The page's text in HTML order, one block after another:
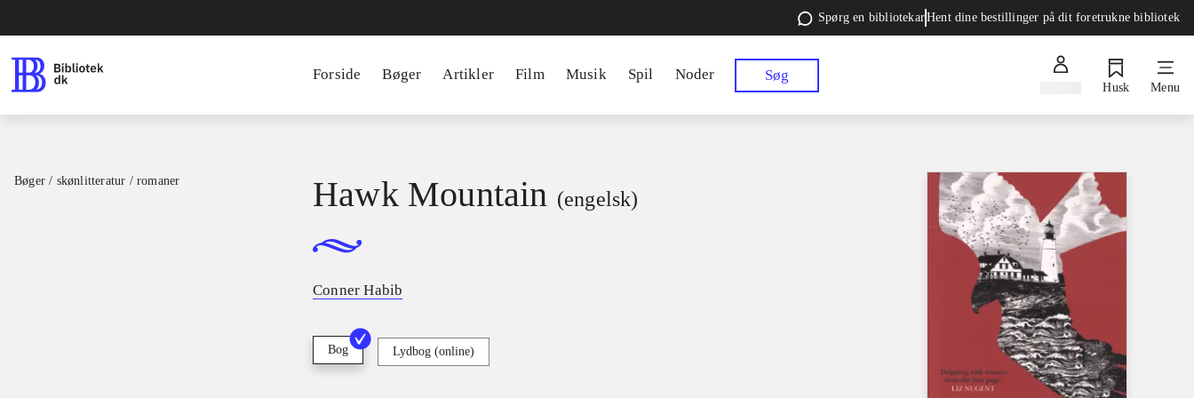
Spørg en bibliotekarHent dine bestillinger på dit foretrukne bibliotek
Forside Bøger Artikler Film Musik Spil Noder Søg
Husk Menu
Bøger / skønlitteratur / romaner Hawk Mountain (engelsk)
Conner Habib
Bog Lydbog (online)